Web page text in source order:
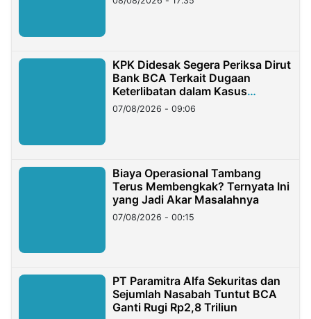
KPK Didesak Segera Periksa Dirut
Bank BCA Terkait Dugaan
Keterlibatan dalam Kasus
Hilangnya Dana Nasabah Rp2,58
Miliar
07/08/2026 - 09:06
Biaya Operasional Tambang
Terus Membengkak? Ternyata Ini
yang Jadi Akar Masalahnya
07/08/2026 - 00:15
PT Paramitra Alfa Sekuritas dan
Sejumlah Nasabah Tuntut BCA
Ganti Rugi Rp2,8 Triliun